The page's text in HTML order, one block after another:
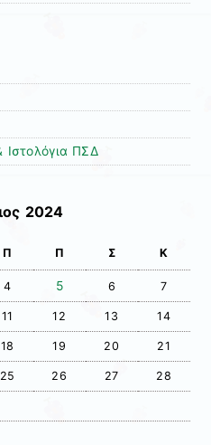
Ιστολόγια ΠΣΔ
2024
Π Π Σ Κ
4 5 6 7
11 12 13 14
18 19 20 21
25 26 27 28